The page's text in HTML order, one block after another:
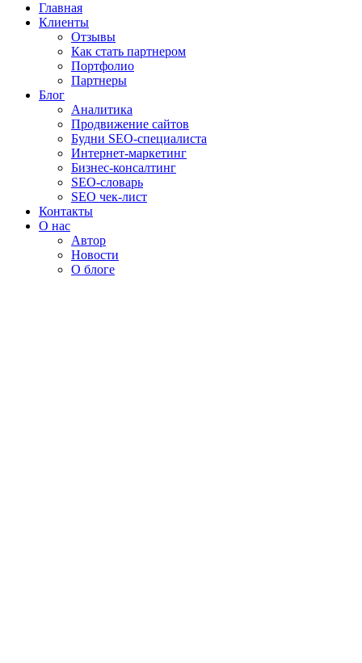
Главная
Клиенты
Отзывы
Как стать партнером
Портфолио
Партнеры
Блог
Аналитика
Продвижение сайтов
Будни SEO-специалиста
Интернет-маркетинг
Бизнес-консалтинг
SEO-словарь
SEO чек-лист
Контакты
О нас
Автор
Новости
О блоге